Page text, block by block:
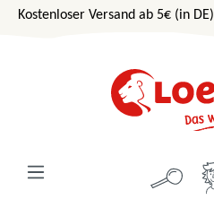
Zum Hauptinhalt springen
Kostenloser Versand ab 5€ (in DE)